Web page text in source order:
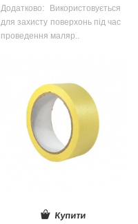
Додатково: Використовується
для захисту поверхонь під час
проведення маляр..
Купити